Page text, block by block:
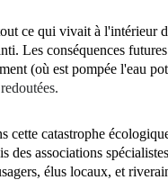
ce qui vivait à l'intérieur
Les conséquences
(où est pompée l'eau
cette catastrophe
des associations
élus locaux, et